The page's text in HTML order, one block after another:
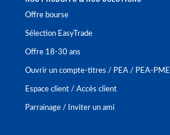
Offre bourse
Sélection EasyTrade
Offre 18-30 ans
Ouvrir un compte-titres / PEA / PEA-PME
Espace client / Accès client
Parrainage / Inviter un ami